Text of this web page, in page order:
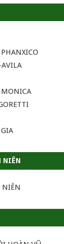
NIÊN
NIÊN